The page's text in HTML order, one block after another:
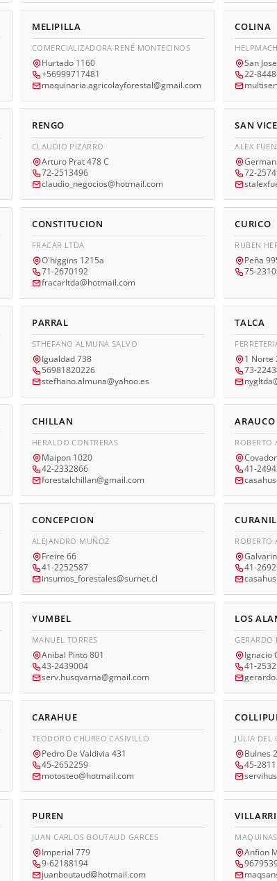
MELIPILLA
COMERCIALIZADORA RENÉ MONTECINOS
Hurtado 1160
+56999717481
maquinaria.agricolayforestal@gmail.com
COLINA
San
22-
RENGO
CLAUDIO PIZARRO
Arturo Prat 478 C
72-2513496
claudio_negocios@hotmail.com
SAN
ALEX
72-
CONSTITUCION
FRACAR LTDA
O'higgins 1215a
71-2670192
fracarltda@hotmail.com
CURICO
RUBEN
Peña
75-
PARRAL
STHEFANO ALMUNA SALVO
Igualdad 738
56981820226
stefhano.almuna@yahoo.es
TALCA
1 Norte
73-
CHILLAN
HERALDO CONTRERAS
Maipon 1020
42-2332866
forestalchillan@gmail.com
ARAUCO
ROBERTO
41-
CONCEPCION
ALEJANDRO MUÑOZ
Freire 66
41-2252587
insumos_forestales@surnet.cl
ROBERTO
41-
YUMBEL
MANUEL TORRES
Anibal Pinto 801
43-2439004
serv.husqvarna@gmail.com
LOS
GERARDO
Ignacio
41-
CARAHUE
TEODORO CHUREO CASIVILLO
Pedro De Valdivia 431
45-2652259
motosteo@hotmail.com
JULIA DEL
Bulnes
45-
PUREN
JUAN CARLOS BOUTAUD GARCES
Imperial 779
9-62188194
juanboutaud@hotmail.com
Anfion